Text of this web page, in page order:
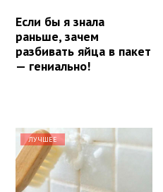
Если бы я знала
раньше, зачем
разбивать яйца в пакет
— гениально!
ЛУЧШЕЕ